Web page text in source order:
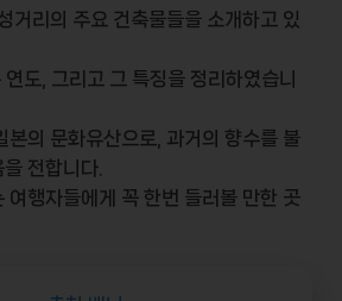
거리의 주요 건축물들을 소개하고 있
도, 그리고 그 특징을 정리하였습니
본의 문화유산으로, 과거의 향수를 불
전합니다.
여행자들에게 꼭 한번 들러볼 만한 곳